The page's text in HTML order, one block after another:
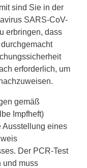
sind Sie in der
SARS-CoV-
erbringen, dass
erforderlich, um
gemäß
Impfheft)
Ausstellung eines
Der PCR-Test
und muss